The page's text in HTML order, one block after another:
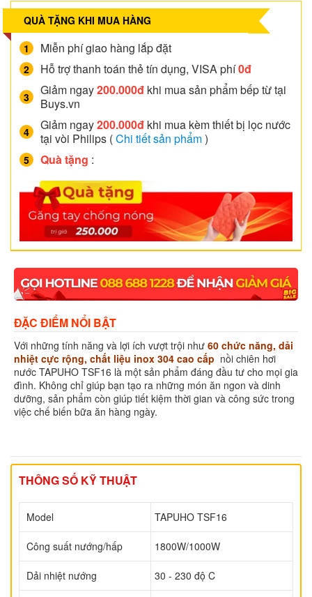
QUÀ TẶNG KHI MUA HÀNG
Miễn phí giao hàng lắp đặt
Hỗ trợ thanh toán thẻ tín dụng, VISA phí0đ
Giảm ngay200.000đ khi mua sản phẩm bếp từ tại
Buys.vn
Giảm ngay200.000đ khi mua kèm thiết bị lọc nước
tại vòi Philips (Chi tiết sản phẩm)
Quà tặng :
ĐẶC ĐIỂM NỔI BẬT
Với những tính năng và lợi ích vượt trội như 60 chức năng, dải
nhiệt cực rộng, chất liệu inox 304 cao cấp nồi chiên hơi
nước TAPUHO TSF16 là một sản phẩm đáng đầu tư cho mọi gia
đình. Không chỉ giúp bạn tạo ra những món ăn ngon và dinh
dưỡng, sản phẩm còn giúp tiết kiệm thời gian và công sức trong
việc chế biến bữa ăn hàng ngày.
THÔNG SỐ KỸ THUẬT
Model TAPUHO TSF16
Công suất nướng/hấp 1800W/1000W
Dải nhiệt nướng 30 - 230 độ C